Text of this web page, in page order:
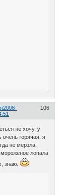
106
2006-
не хочу, у
очень горячая, я
не мерзла.
лопала
знаю.